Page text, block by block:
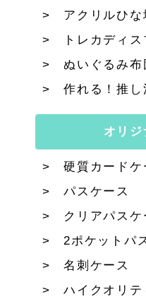
アクリルひな
トレカディス
ぬいぐるみ布
作れる！推
オリ
硬質カードケ
パスケース
クリアパスケ
2ポケットパ
名刺ケース
ハイクオリテ